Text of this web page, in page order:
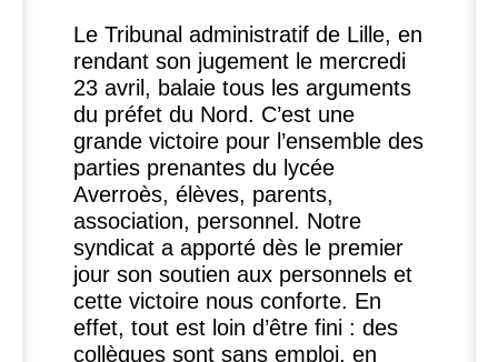
Le Tribunal administratif de Lille, en
rendant son jugement le mercredi
23 avril, balaie tous les arguments
du préfet du Nord. C’est une
grande victoire pour l’ensemble des
parties prenantes du lycée
Averroès, élèves, parents,
association, personnel. Notre
syndicat a apporté dès le premier
jour son soutien aux personnels et
cette victoire nous conforte. En
effet, tout est loin d’être fini : des
collègues sont sans emploi, en